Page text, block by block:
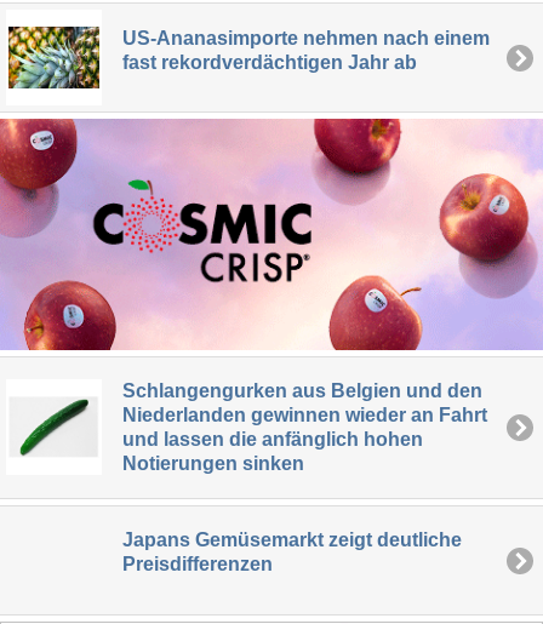
US-Ananasimporte nehmen nach einem
fast rekordverdächtigen Jahr ab
Schlangengurken aus Belgien und den
Niederlanden gewinnen wieder an Fahrt
und lassen die anfänglich hohen
Notierungen sinken
Japans Gemüsemarkt zeigt deutliche
Preisdifferenzen